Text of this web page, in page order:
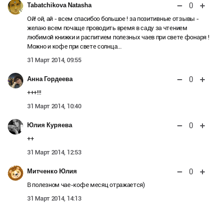
Tabatchikova Natasha 0
Ой! ой, ай - всем спасибоо большое ! за позитивные отзывы -
желаю всем почаще проводить время в саду за чтением
любимой книжки и распитием полезных чаев при свете фонаря !
Можно и кофе при свете солнца...
31 Март 2014, 09:55
Анна Гордеева 0
+++!!!
31 Март 2014, 10:40
Юлия Куряева 0
++
31 Март 2014, 12:53
Митченко Юлия 0
В полезном чае-кофе месяц отражается)
31 Март 2014, 14:13